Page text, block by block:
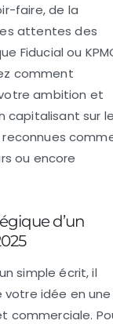
faire, de la
attentes des
Fiducial ou
comment
ambition et
capitalisant sur
ou encore
d’un
simple écrit, il
idée en une
commerciale.